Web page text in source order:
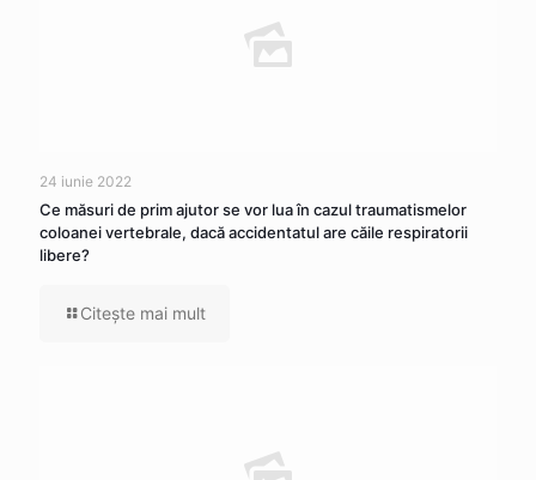
24 iunie 2022
Ce măsuri de prim ajutor se vor lua în cazul traumatismelor
coloanei vertebrale, dacă accidentatul are căile respiratorii
libere?
Citeşte mai mult